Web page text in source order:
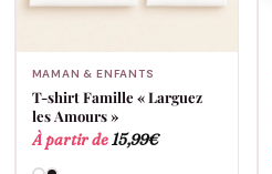
MAMAN & ENFANTS
T-shirt Famille « Larguez
les Amours »
À partir de15,99€